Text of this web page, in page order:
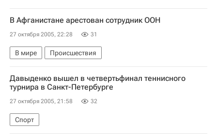
В Афганистане арестован сотрудник ООН
27 октября 2005, 22:28 31
В мире Происшествия
Давыденко вышел в четвертьфинал теннисного
турнира в Санкт-Петербурге
27 октября 2005, 21:58 32
Спорт